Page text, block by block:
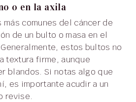
o en la axila
de un bulto o masa en el
estos bultos no
textura firme, aunque
blandos. Si notas algo que
es importante acudir a un
revise.